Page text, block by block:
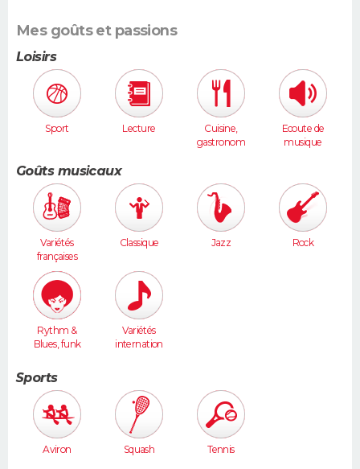
Mes goûts et passions
Loisirs
Sport Lecture
Cuisine,
gastronom
Ecoute de
musique
Goûts musicaux
Variétés
françaises
Classique Jazz Rock
Rythm &
Blues, funk
Variétés
internation
Sports
Aviron Squash Tennis